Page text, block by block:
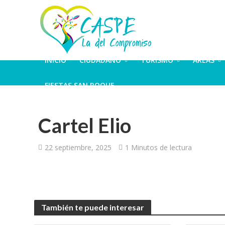
INICIO CIUDADANO TURISMO ÁREAS
FIESTAS SAN ROQUE
Cartel Elio
22 septiembre, 2025 1 Minutos de lectura
También te puede interesar